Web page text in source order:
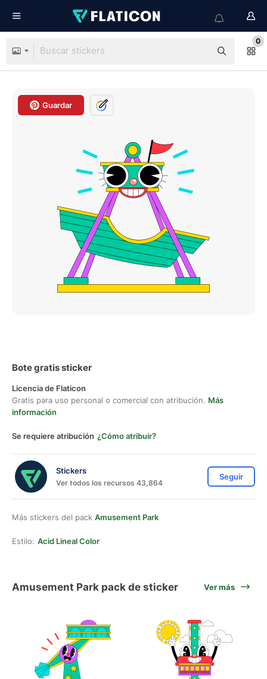
0
Guardar
Bote gratis sticker
Licencia de Flaticon
Gratis para uso personal o comercial con atribución. Más
información
Se requiere atribución ¿Cómo atribuir?
Stickers
Ver todos los recursos 43,864
Seguir
Más stickers del pack Amusement Park
Estilo: Acid Lineal Color
Amusement Park pack de sticker Ver más